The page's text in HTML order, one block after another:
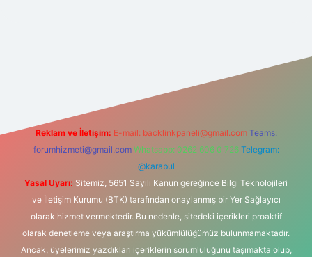
Reklam ve İletişim: E-mail: backlinkpaneli@gmail.com Teams:
forumhizmeti@gmail.com Whatsapp: 0262 606 0 726 Telegram:
@karabul
Yasal Uyarı: Sitemiz, 5651 Sayılı Kanun gereğince Bilgi Teknolojileri
ve İletişim Kurumu (BTK) tarafından onaylanmış bir Yer Sağlayıcı
olarak hizmet vermektedir. Bu nedenle, sitedeki içerikleri proaktif
olarak denetleme veya araştırma yükümlülüğümüz bulunmamaktadır.
Ancak, üyelerimiz yazdıkları içeriklerin sorumluluğunu taşımakta olup,